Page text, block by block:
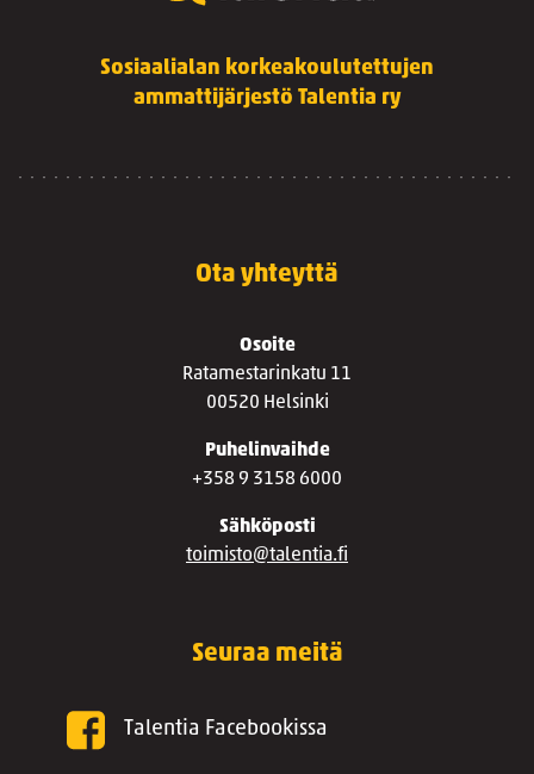
Sosiaalialan korkeakoulutettujen
ammattijärjestö Talentia ry
Ota yhteyttä
Osoite
Ratamestarinkatu 11
00520 Helsinki
Puhelinvaihde
+358 9 3158 6000
Sähköposti
toimisto@talentia.fi
Seuraa meitä
Talentia Facebookissa